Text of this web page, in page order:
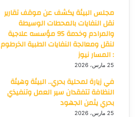
مجلس البيئة يكشف عن موقف تقارير
نقل النفايات بالمحطات الوسيطة
والمرادم وخدمة 95 مؤسسه علاجية
لنقل ومعالجة النفايات الطبية الخرطوم
: المسار نيوز
25 مارس، 2026
في زيارة لمحلية بحري.. البيئة وهيئة
النظافة تتفقدان سير العمل وتنفيذي
بحري يثمن الجهود
25 مارس، 2026